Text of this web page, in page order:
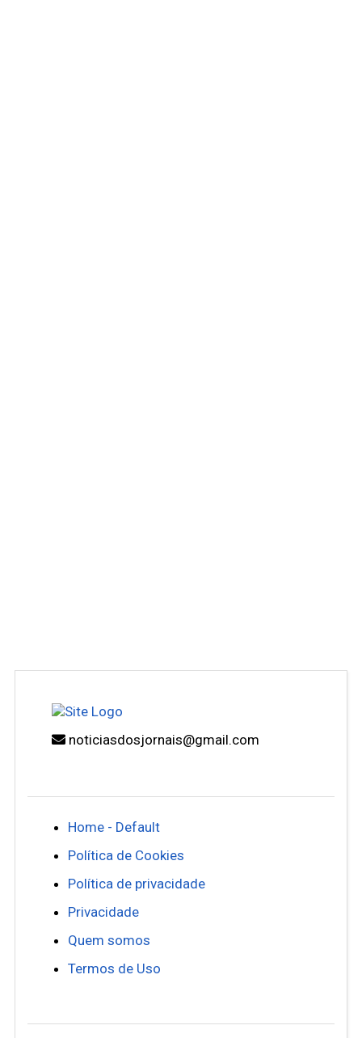
noticiasdosjornais@gmail.com
Home - Default
Política de Cookies
Política de privacidade
Privacidade
Quem somos
Termos de Uso